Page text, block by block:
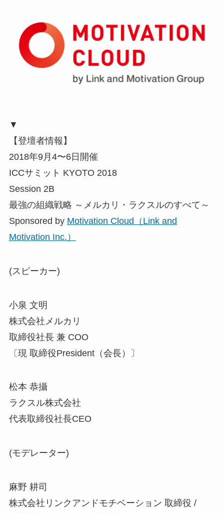
▼
【登壇者情報】
2018年9月4〜6日開催
ICCサミット KYOTO 2018
Session 2B
最強の組織戦略 ～メルカリ・ラクスルのすべて～
Sponsored by Motivation Cloud（Link and
Motivation Inc.）
(スピーカー)
小泉 文明
株式会社メルカリ
取締役社長 兼 COO
〔現 取締役President（会長）〕
松本 恭攝
ラクスル株式会社
代表取締役社長CEO
(モデレーター)
麻野 耕司
株式会社リンクアンドモチベーション 取締役 /